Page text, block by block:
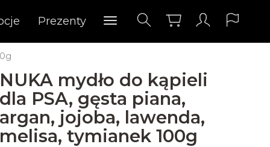
Prezenty
NUKA mydło do kąpieli
dla PSA, gęsta piana,
argan, jojoba, lawenda,
melisa, tymianek 100g